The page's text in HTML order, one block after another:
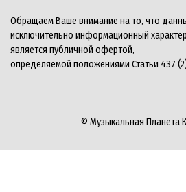
Обращаем Ваше внимание на то, что
исключительно информационный
является публичной офертой,
определяемой положениями Статьи 437
© Музыкальная Планета